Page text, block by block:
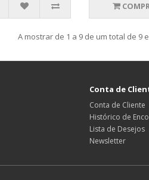
A mostrar de 1 a 9 de um total de 9
Conta de
Conta de Cliente
Histórico de
Lista de Desejos
Newsletter